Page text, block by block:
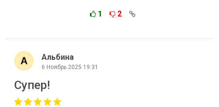
1 2
Альбина
6 Ноябрь 2025 19:31
Супер!